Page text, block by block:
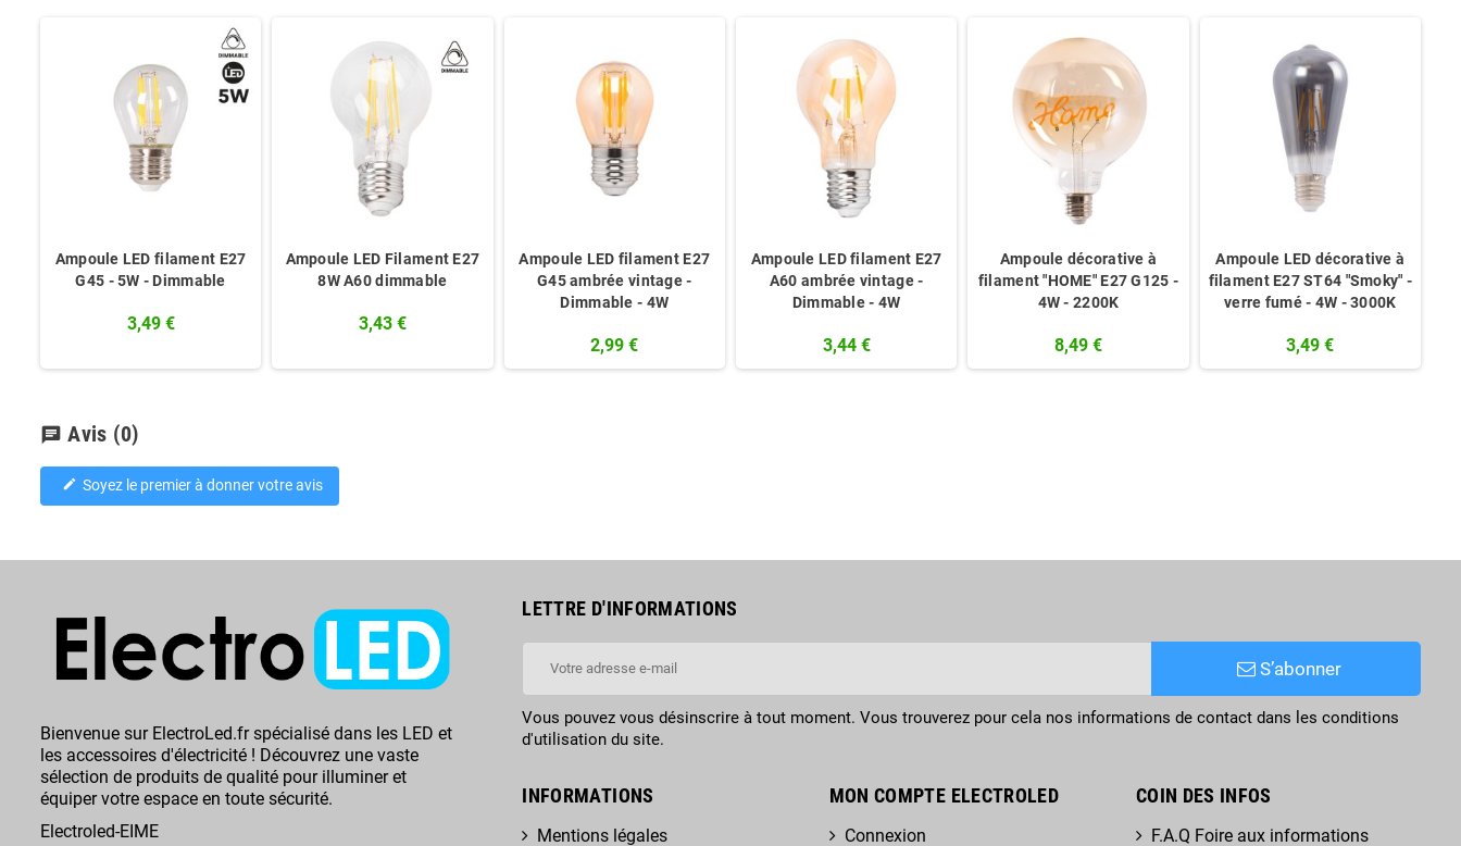
Ampoule LED filament E27
G45 - 5W - Dimmable
3,49 €
Ampoule LED Filament E27
8W A60 dimmable
3,43 €
Ampoule LED filament E27
G45 ambrée vintage -
Dimmable - 4W
2,99 €
Ampoule LED filament E27
A60 ambrée vintage -
Dimmable - 4W
3,44 €
Ampoule décorative à
filament "HOME" E27 G125 -
4W - 2200K
8,49 €
Ampoule LED décorative à
filament E27 ST64 "Smoky" -
verre fumé - 4W - 3000K
3,49 €
chat Avis (0)
edit Soyez le premier à donner votre avis
Bienvenue sur ElectroLed.fr spécialisé dans les LED et
les accessoires d'électricité ! Découvrez une vaste
sélection de produits de qualité pour illuminer et
équiper votre espace en toute sécurité.
Electroled-EIME
LETTRE D'INFORMATIONS
S’abonner
Vous pouvez vous désinscrire à tout moment. Vous trouverez pour cela nos informations de contact dans les conditions
d'utilisation du site.
INFORMATIONS
Mentions légales
MON COMPTE ELECTROLED
Connexion
COIN DES INFOS
F.A.Q Foire aux informations